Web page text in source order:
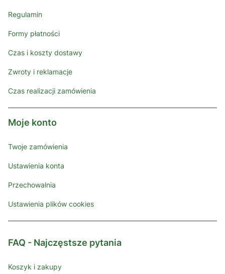
Regulamin
Formy płatności
Czas i koszty dostawy
Zwroty i reklamacje
Czas realizacji zamówienia
Moje konto
Twoje zamówienia
Ustawienia konta
Przechowalnia
Ustawienia plików cookies
FAQ - Najczęstsze pytania
Koszyk i zakupy